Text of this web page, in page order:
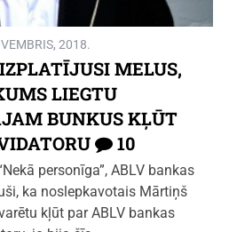
2018.
MELUS,
LIEGTU
BUNKUS KĻŪT
10
personīga”, ABLV bankas
ka noslepkavotais Mārtiņš
kļūt par ABLV bankas